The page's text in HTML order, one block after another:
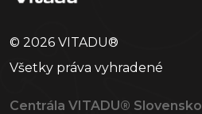
© 2026 VITADU®
Všetky práva vyhradené
Centrála VITADU® Slovensko